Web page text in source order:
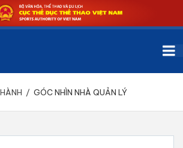
/ GÓC NHÌN NHÀ QUẢN LÝ